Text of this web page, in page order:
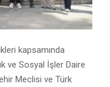
kapsamında
ve Sosyal İşler Daire
Meclisi ve Türk